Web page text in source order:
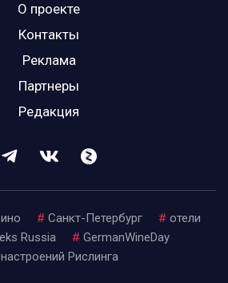
О проекте
Контакты
Реклама
Партнеры
Редакция
# Санкт-Петербург # отели
Russia # GermanWineDay
Рислинга